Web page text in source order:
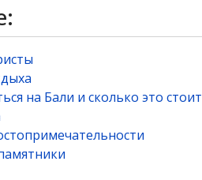
на Бали и сколько это стоит